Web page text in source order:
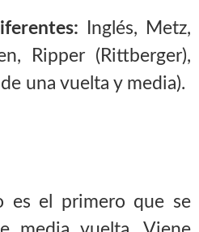
Inglés, Metz,
Ripper (Rittberger),
una vuelta y media).
es el primero que se